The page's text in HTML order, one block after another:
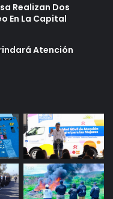
Realizan Dos
En La Capital
Atención